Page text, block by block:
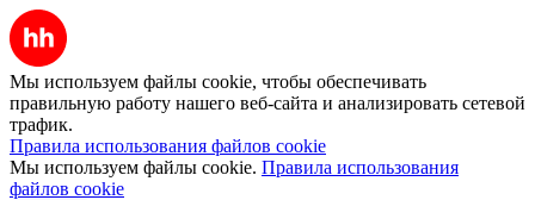
Мы используем файлы cookie, чтобы обеспечивать
правильную работу нашего веб-сайта и анализировать сетевой
трафик.
Правила использования файлов cookie
Мы используем файлы cookie. Правила использования
файлов cookie